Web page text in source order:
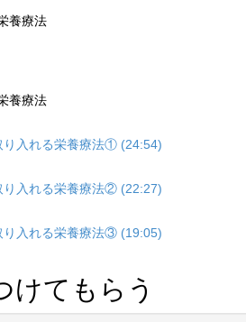
養療法
養療法
り入れる栄養療法① (24:54)
り入れる栄養療法② (22:27)
り入れる栄養療法③ (19:05)
けてもらう